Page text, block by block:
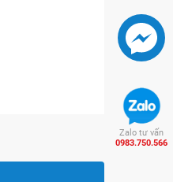
Zalo tư vấn
0983.750.566